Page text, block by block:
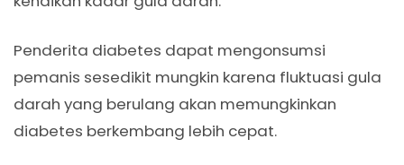
Penderita diabetes dapat mengonsumsi
pemanis sesedikit mungkin karena fluktuasi gula
darah yang berulang akan memungkinkan
diabetes berkembang lebih cepat.